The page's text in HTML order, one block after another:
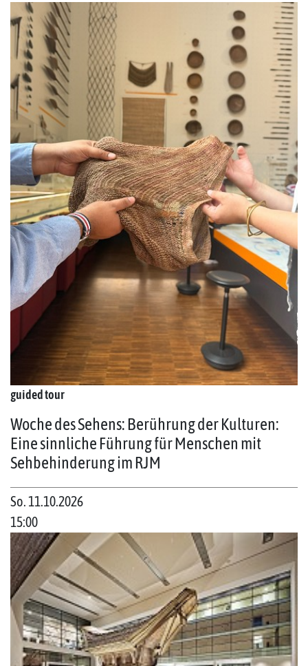
guided tour
Woche des Sehens: Berührung der Kulturen:
Eine sinnliche Führung für Menschen mit
Sehbehinderung im RJM
So. 11.10.2026
15:00